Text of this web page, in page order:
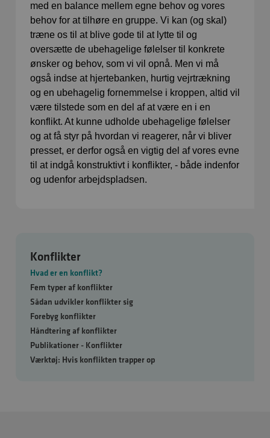
Konflikter
Hvad er en konflikt?
Fem typer af konflikter
Sådan udvikler konflikter sig
Forebyg konflikter
Håndtering af konflikter
Publikationer - Konflikter
Værktøj: Hvis konflikten trapper op
med en balance mellem egne behov og vores
behov for at tilhøre en gruppe. Vi kan (og skal)
træne os til at blive gode til at lytte til og
oversætte de ubehagelige følelser til konkrete
ønsker og behov, som vi vil opnå. Men vi må
også indse at hjertebanken, hurtig vejrtrækning
og en ubehagelig fornemmelse i kroppen, altid vil
være tilstede som en del af at være en i en
konflikt. At kunne udholde ubehagelige følelser
og at få styr på hvordan vi reagerer, når vi bliver
presset, er derfor også en vigtig del af vores evne
til at indgå konstruktivt i konflikter, - både indenfor
og udenfor arbejdspladsen.